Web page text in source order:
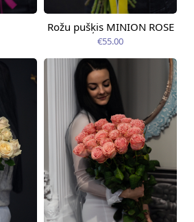
Pieejama no
12.08.2026
Rožu pušķis MINION ROSE
€55.00